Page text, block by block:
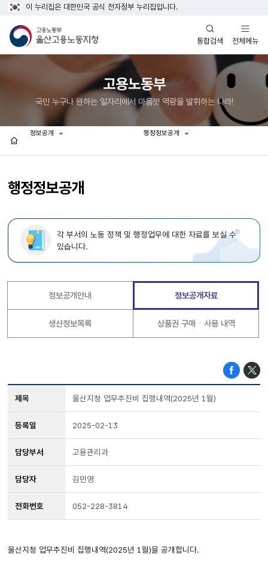
이 누리집은 대한민국 공식 전자정부 누리집입니다.
통합검색
열기
전체메뉴
열기
고용노동부
국민 누구나 원하는 일자리에서 마음껏 역량을 발휘하는 나라!
행정정보공개
정보공개 행정정보공개
각 부서의 노동 정책 및 행정업무에 대한 자료를 보실 수
있습니다.
정보공개안내 정보공개자료
생산정보목록 상품권 구매ㆍ사용 내역
제목 울산지청 업무추진비 집행내역(2025년 1월)
등록일 2025-02-13
담당부서 고용관리과
담당자 김민영
전화번호 052-228-3814
울산지청 업무추진비 집행내역(2025년 1월)을 공개합니다.